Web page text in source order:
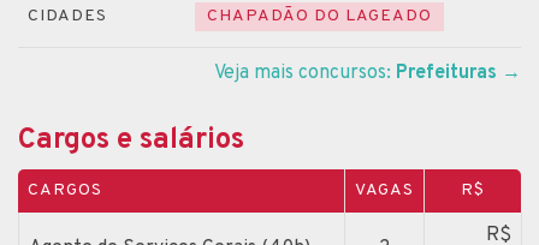
CIDADES CHAPADÃO DO LAGEADO
Veja mais concursos: Prefeituras →
Cargos e salários
CARGOS VAGAS R$
R$